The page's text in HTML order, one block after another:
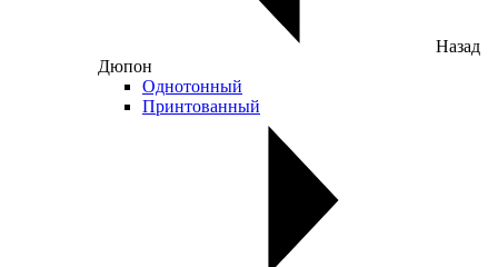
Назад
Дюпон
Однотонный
Принтованный